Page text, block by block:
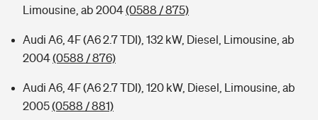
Limousine, ab 2004(0588 / 875)
Audi A6, 4F (A6 2.7 TDI), 132 kW, Diesel, Limousine, ab
2004(0588 / 876)
Audi A6, 4F (A6 2.7 TDI), 120 kW, Diesel, Limousine, ab
2005(0588 / 881)